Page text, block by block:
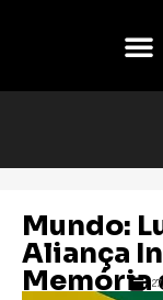
Mundo:
Aliança
Memória